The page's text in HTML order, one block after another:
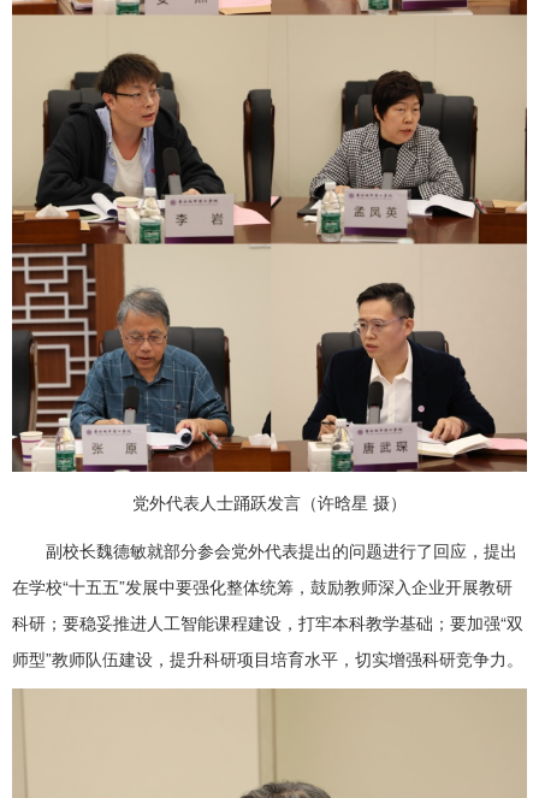
党外代表人士踊跃发言（许晗星 摄）
副校长魏德敏就部分参会党外代表提出的问题进行了回应，提出
在学校“十五五”发展中要强化整体统筹，鼓励教师深入企业开展教研
科研；要稳妥推进人工智能课程建设，打牢本科教学基础；要加强“双
师型”教师队伍建设，提升科研项目培育水平，切实增强科研竞争力。